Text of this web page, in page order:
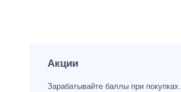
Акции
Зарабатывайте баллы при покупках.